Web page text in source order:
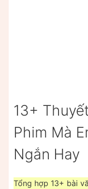
13+
Phim Mà
Ngắn Hay
Tổng hợp 13+ bài